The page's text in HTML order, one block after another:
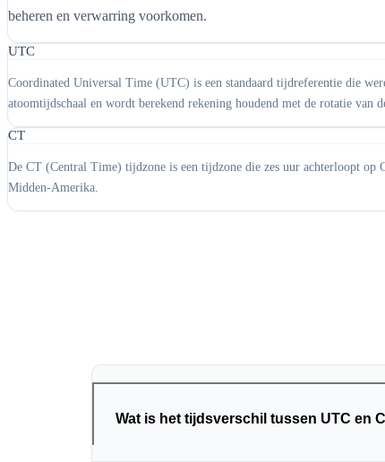
beheren en verwarring voorkomen.
UTC
Coordinated Universal Time (UTC) is een standaard tijdreferentie die
atoomtijdschaal en wordt berekend rekening houdend met de rotatie van
CT
De CT (Central Time) tijdzone is een tijdzone die zes uur achterloopt
Midden-Amerika.
Wat is het tijdsverschil tussen UTC en